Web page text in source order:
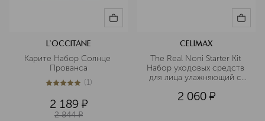
L`OCCITANE
Карите Набор Солнце
Прованса
5из 51 (1)
2 189 ¤
2 844 ¤
CELIMAX
The Real Noni Starter Kit
Набор уходовых средств
для лица улажняющий с
2 060 ¤